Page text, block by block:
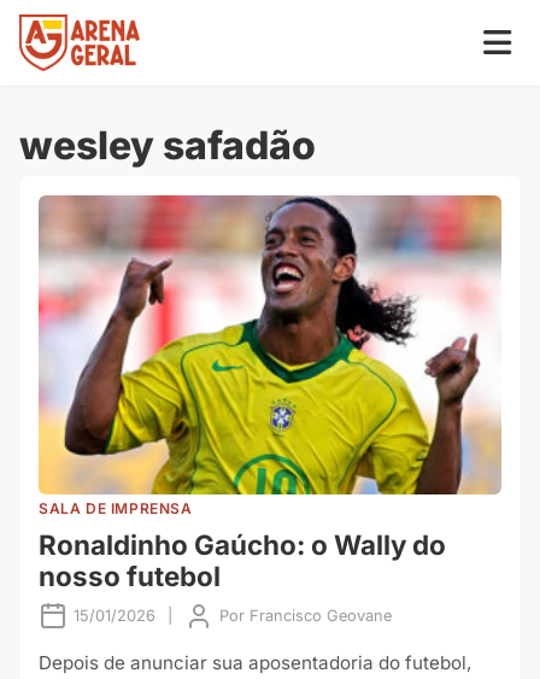
wesley safadão
SALA DE IMPRENSA
Ronaldinho Gaúcho: o Wally do
nosso futebol
15/01/2026 Por Francisco Geovane
Depois de anunciar sua aposentadoria do futebol,